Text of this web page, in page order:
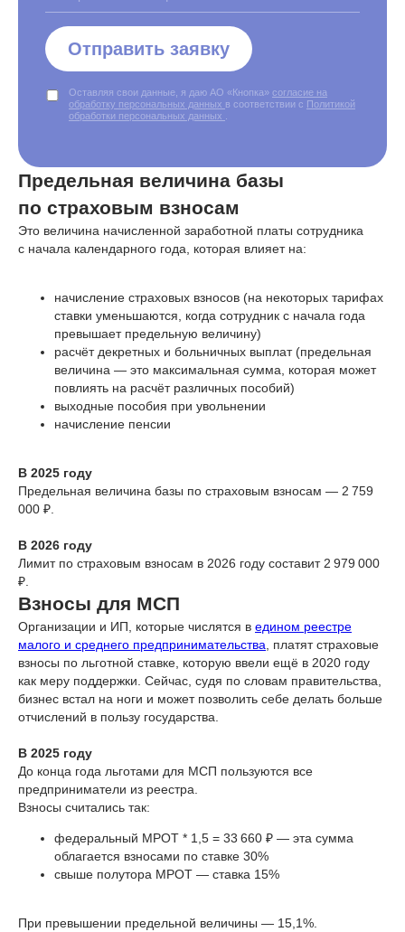
Отправить заявку
Оставляя свои данные, я даю АО «Кнопка» согласие на
обработку персональных данных в соответствии с Политикой
обработки персональных данных
Предельная величина базы
по страховым взносам
Это величина начисленной заработной платы сотрудника
с начала календарного года, которая влияет на:
начисление страховых взносов (на некоторых тарифах
ставки уменьшаются, когда сотрудник с начала года
превышает предельную величину)
расчёт декретных и больничных выплат (предельная
величина — это максимальная сумма, которая может
повлиять на расчёт различных пособий)
выходные пособия при увольнении
начисление пенсии
В 2025 году
Предельная величина базы по страховым взносам — 2 759
000 ₽.
В 2026 году
Лимит по страховым взносам в 2026 году составит 2 979 000
₽.
Взносы для МСП
Организации и ИП, которые числятся в едином реестре
малого и среднего предпринимательства , платят страховые
взносы по льготной ставке, которую ввели ещё в 2020 году
как меру поддержки. Сейчас, судя по словам правительства,
бизнес встал на ноги и может позволить себе делать больше
отчислений в пользу государства.
В 2025 году
До конца года льготами для МСП пользуются все
предприниматели из реестра.
Взносы считались так:
федеральный МРОТ * 1,5 = 33 660 ₽ — эта сумма
облагается взносами по ставке 30%
свыше полутора МРОТ — ставка 15%
При превышении предельной величины — 15,1%.